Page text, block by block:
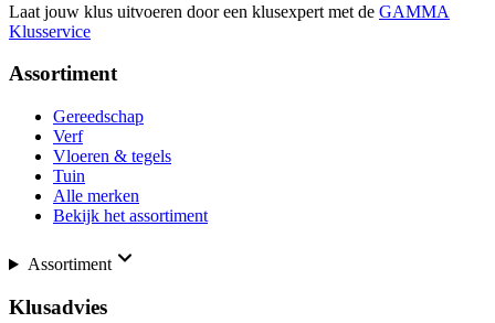
Laat jouw klus uitvoeren door een klusexpert met de GAMMA
Klusservice
Assortiment
Gereedschap
Verf
Vloeren & tegels
Tuin
Alle merken
Bekijk het assortiment
Assortiment
Klusadvies